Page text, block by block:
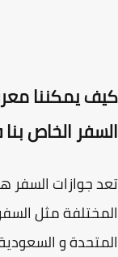
يمكننا
الخاص بنا
جوازات السفر هو
مثل السفر
و السعودية